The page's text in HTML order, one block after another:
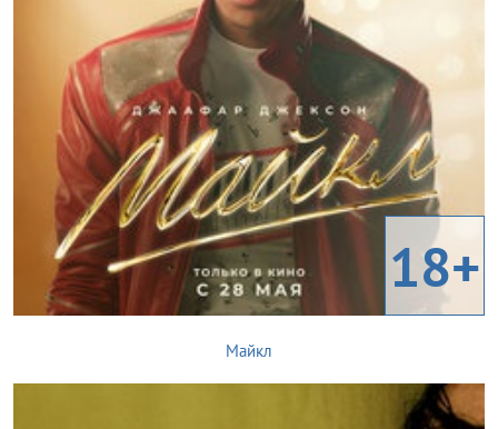
18+
Майкл